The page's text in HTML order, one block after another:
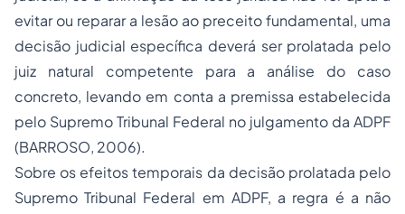
evitar ou reparar a lesão ao preceito fundamental, uma
decisão judicial específica deverá ser prolatada pelo
juiz natural competente para a análise do caso
concreto, levando em conta a premissa estabelecida
pelo Supremo Tribunal Federal no julgamento da ADPF
(BARROSO, 2006).
Sobre os efeitos temporais da decisão prolatada pelo
Supremo Tribunal Federal em ADPF, a regra é a não